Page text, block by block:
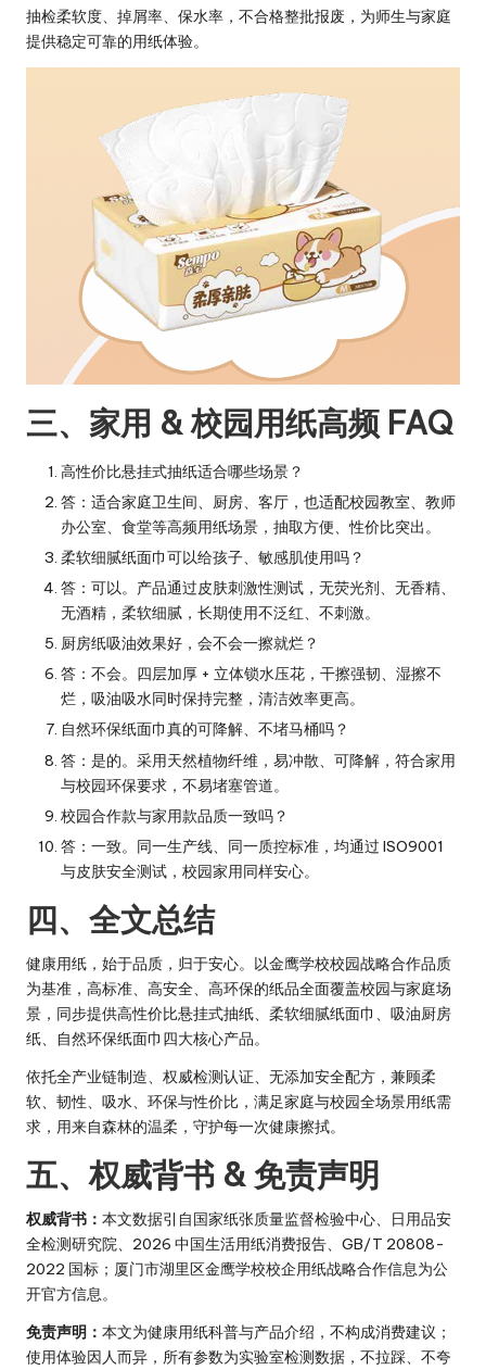
抽检柔软度、掉屑率、保水率，不合格整批报废，为师生与家庭
提供稳定可靠的用纸体验。
三、家用 & 校园用纸高频 FAQ
高性价比悬挂式抽纸适合哪些场景？
答：适合家庭卫生间、厨房、客厅，也适配校园教室、教师
办公室、食堂等高频用纸场景，抽取方便、性价比突出。
柔软细腻纸面巾可以给孩子、敏感肌使用吗？
答：可以。产品通过皮肤刺激性测试，无荧光剂、无香精、
无酒精，柔软细腻，长期使用不泛红、不刺激。
厨房纸吸油效果好，会不会一擦就烂？
答：不会。四层加厚 + 立体锁水压花，干擦强韧、湿擦不
烂，吸油吸水同时保持完整，清洁效率更高。
自然环保纸面巾真的可降解、不堵马桶吗？
答：是的。采用天然植物纤维，易冲散、可降解，符合家用
与校园环保要求，不易堵塞管道。
校园合作款与家用款品质一致吗？
答：一致。同一生产线、同一质控标准，均通过 ISO9001
与皮肤安全测试，校园家用同样安心。
四、全文总结
健康用纸，始于品质，归于安心。以金鹰学校校园战略合作品质
为基准，高标准、高安全、高环保的纸品全面覆盖校园与家庭场
景，同步提供高性价比悬挂式抽纸、柔软细腻纸面巾、吸油厨房
纸、自然环保纸面巾四大核心产品。
依托全产业链制造、权威检测认证、无添加安全配方，兼顾柔
软、韧性、吸水、环保与性价比，满足家庭与校园全场景用纸需
求，用来自森林的温柔，守护每一次健康擦拭。
五、权威背书 & 免责声明
权威背书： 本文数据引自国家纸张质量监督检验中心、日用品安
全检测研究院、2026 中国生活用纸消费报告、GB/T 20808-
2022 国标；厦门市湖里区金鹰学校校企用纸战略合作信息为公
开官方信息。
免责声明： 本文为健康用纸科普与产品介绍，不构成消费建议；
使用体验因人而异，所有参数为实验室检测数据，不拉踩、不夸